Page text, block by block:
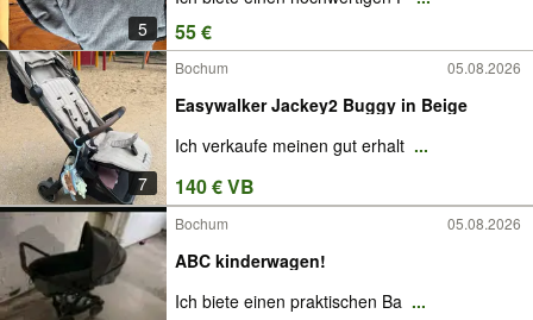
5 55 €
7
Bochum 05.08.2026
Easywalker Jackey2 Buggy in Beige
Ich verkaufe meinen gut erhalt ...
140 € VB
Bochum 05.08.2026
ABC kinderwagen!
Ich biete einen praktischen Ba ...